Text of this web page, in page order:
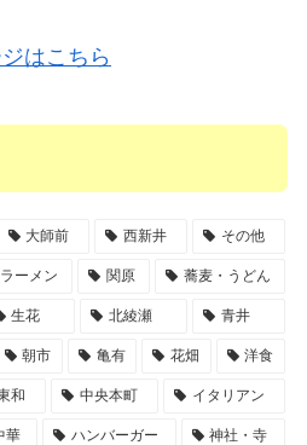
はこちら
大師前 西新井 その他
ラーメン 関原 蕎麦・うどん
生花 北綾瀬 青井
朝市 亀有 花畑 洋食
和 中央本町 イタリアン
華 ハンバーガー 神社・寺